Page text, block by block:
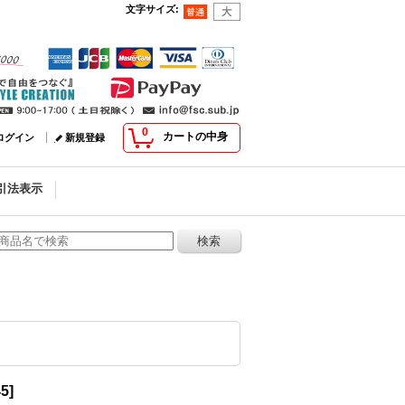
文字サイズ:
0 カートの中身
グイン 新規登録
法表示
]